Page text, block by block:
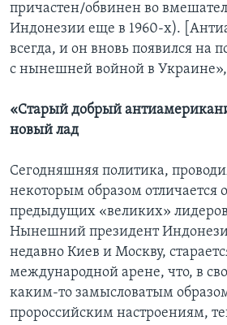
причастен/обвинен во
Индонезии еще в 1960-х).
всегда, и он вновь появился на
с нынешней войной в
«Старый добрый
новый лад
Сегодняшняя политика,
некоторым образом отличается
предыдущих «великих»
Нынешний президент
недавно Киев и Москву,
международной арене, что, в
каким-то замысловатым образом
пророссийским настроениям,